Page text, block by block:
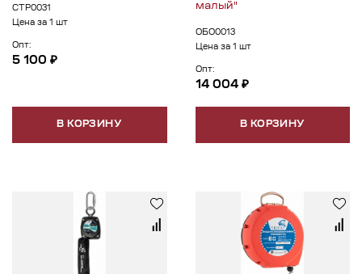
СТР0031
Цена за 1 шт
Опт:
5 100 ₽
В КОРЗИНУ
малый"
ОБО0013
Цена за 1 шт
Опт:
14 004 ₽
В КОРЗИНУ